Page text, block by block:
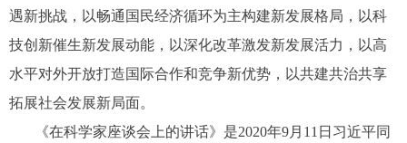
遇新挑战，以畅通国民经济循环为主构建新发展格局，以科
技创新催生新发展动能，以深化改革激发新发展活力，以高
水平对外开放打造国际合作和竞争新优势，以共建共治共享
拓展社会发展新局面。
《在科学家座谈会上的讲话》是2020年9月11日习近平同